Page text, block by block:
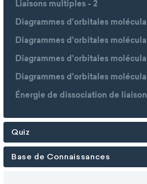
Liaisons multiples - 2
Diagrammes d’orbitales
Diagrammes d'orbitales
Diagrammes d'orbitales
Diagrammes d'orbitales
Énergie de dissociation de liaison
Quiz
Base de Connaissances